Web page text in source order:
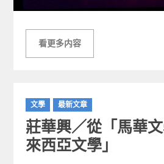
看更多内容
C
a
t
e
g
文學 最新文章
莊華興／從「馬華
來西亞文學」